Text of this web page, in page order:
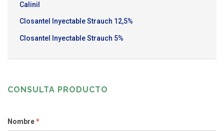
Calinil
Closantel Inyectable Strauch 12,5%
Closantel Inyectable Strauch 5%
CONSULTA PRODUCTO
Nombre*